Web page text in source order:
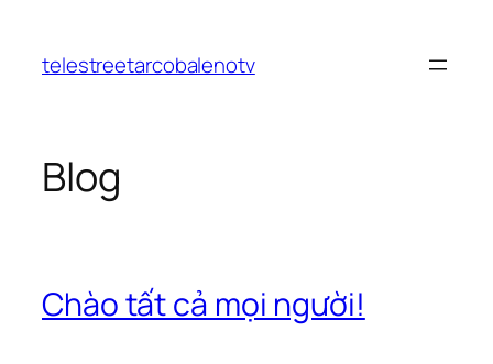
phầntelestreetarcobalenotv
Blog
Chào tất cả mọi người!